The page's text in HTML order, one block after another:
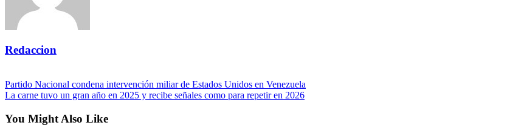
Redaccion
Navegación
de
entradas
Previous
Post
Partido Nacional condena intervención miliar de Estados Unidos en Venezuela
Next
La carne tuvo un gran año en 2025 y recibe señales como para repetir en 2026
You Might Also Like